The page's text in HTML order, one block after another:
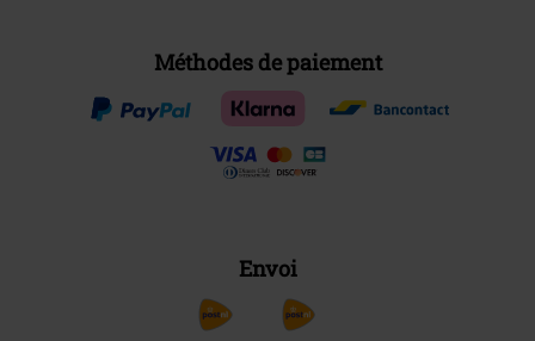
Méthodes de paiement
Envoi